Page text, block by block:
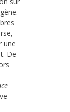
sur
une
De